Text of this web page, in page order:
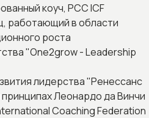
коуч, PCC ICF
работающий в области
роста
"One2grow - Leadership
лидерства "Ренессанс
Леонардо да Винчи
Coaching Federation